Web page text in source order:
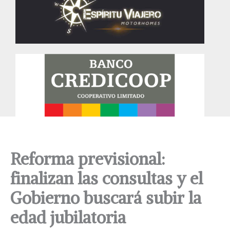
Reforma previsional:
finalizan las consultas y el
Gobierno buscará subir la
edad jubilatoria